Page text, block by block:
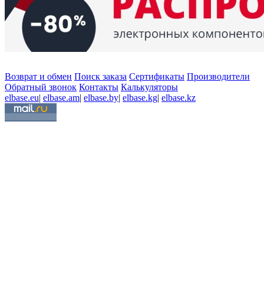
Возврат и обмен Поиск заказа Сертификаты Производители
Обратный звонок Контакты Калькуляторы
elbase.eu| elbase.am| elbase.by| elbase.kg| elbase.kz